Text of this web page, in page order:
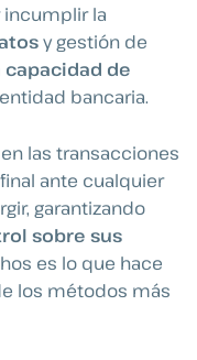
incumplir la
y gestión de
de
bancaria.
las transacciones
ante cualquier
garantizando
sobre sus
es lo que hace
los métodos más